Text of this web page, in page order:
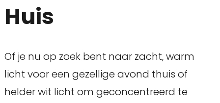
Huis
Of je nu op zoek bent naar zacht, warm
licht voor een gezellige avond thuis of
helder wit licht om geconcentreerd te